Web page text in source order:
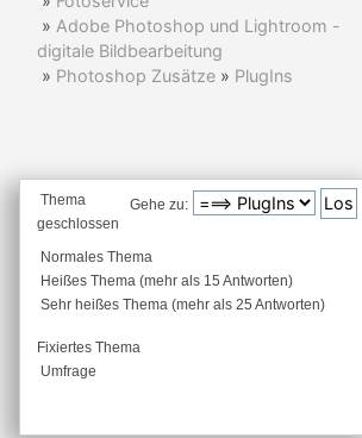
» Adobe Photoshop und Lightroom -
digitale Bildbearbeitung
» Photoshop Zusätze » PlugIns
Gehe zu:
Normales Thema
Heißes Thema (mehr als 15 Antworten)
Sehr heißes Thema (mehr als 25 Antworten)
Thema
geschlossen
Fixiertes Thema
Umfrage